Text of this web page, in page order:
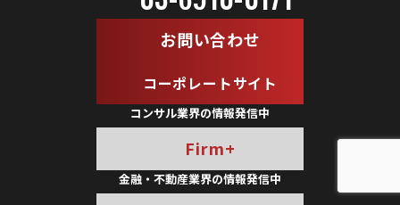
お問い合わせ
コーポレートサイト
コンサル業界の情報発信中
Firm+
金融・不動産業界の情報発信中